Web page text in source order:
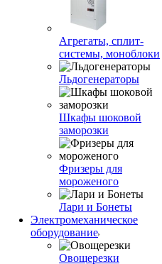
Агрегаты, сплит-
системы, моноблоки
Льдогенераторы
Шкафы шоковой
заморозки
Фризеры для
мороженого
Лари и Бонеты
Электромеханическое
оборудование
Овощерезки